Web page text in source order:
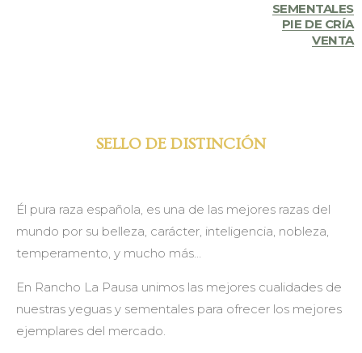
SEMENTALES
PIE DE CRÍA
VENTA
SELLO DE DISTINCIÓN
Él pura raza española, es una de las mejores razas del
mundo por su belleza, carácter, inteligencia, nobleza,
temperamento, y mucho más…
En Rancho La Pausa unimos las mejores cualidades de
nuestras yeguas y sementales para ofrecer los mejores
ejemplares del mercado.